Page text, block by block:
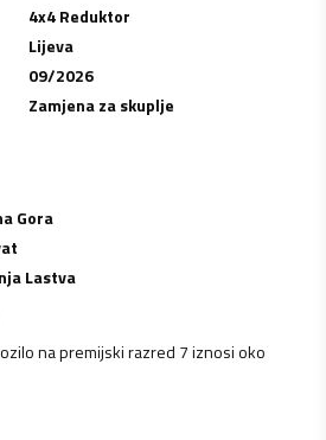
4x4 Reduktor
Lijeva
09/2026
Zamjena za skuplje
Gora
Lastva
na premijski razred 7 iznosi oko